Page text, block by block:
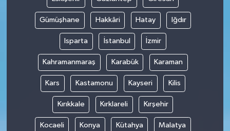
Gümüşhane Hakkâri Hatay Iğdır
Isparta İstanbul İzmir
Kahramanmaraş Karabük Karaman
Kars Kastamonu Kayseri Kilis
Kırıkkale Kırklareli Kırşehir
Kocaeli Konya Kütahya Malatya